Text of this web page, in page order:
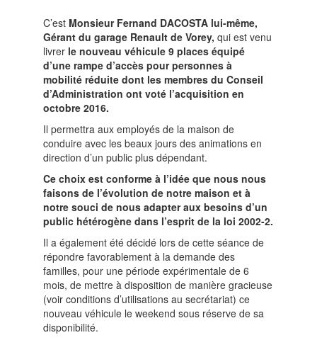
C’est Monsieur Fernand DACOSTA lui-même,
Gérant du garage Renault de Vorey, qui est venu
livrer le nouveau véhicule 9 places équipé
d’une rampe d’accès pour personnes à
mobilité réduite dont les membres du Conseil
d’Administration ont voté l’acquisition en
octobre 2016.
Il permettra aux employés de la maison de
conduire avec les beaux jours des animations en
direction d’un public plus dépendant.
Ce choix est conforme à l’idée que nous nous
faisons de l’évolution de notre maison et à
notre souci de nous adapter aux besoins d’un
public hétérogène dans l’esprit de la loi 2002-2.
Il a également été décidé lors de cette séance de
répondre favorablement à la demande des
familles, pour une période expérimentale de 6
mois, de mettre à disposition de manière gracieuse
(voir conditions d’utilisations au secrétariat) ce
nouveau véhicule le weekend sous réserve de sa
disponibilité.